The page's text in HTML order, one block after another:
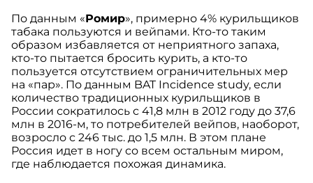
По данным «Ромир», примерно 4% курильщиков
табака пользуются и вейпами. Кто-то таким
образом избавляется от неприятного запаха,
кто-то пытается бросить курить, а кто-то
пользуется отсутствием ограничительных мер
на «пар». По данным BAT Incidence study, если
количество традиционных курильщиков в
России сократилось с 41,8 млн в 2012 году до 37,6
млн в 2016-м, то потребителей вейпов, наоборот,
возросло с 246 тыс. до 1,5 млн. В этом плане
Россия идет в ногу со всем остальным миром,
где наблюдается похожая динамика.